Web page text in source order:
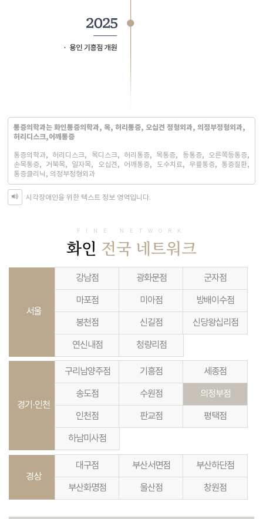
통증의학과는 화인통증의학과, 목, 허리통증, 오십견 정형외과, 의정부정형외과,
허리디스크,어깨통증
통증의학과, 허리디스크, 목디스크, 허리통증, 목통증, 등통증, 오른쪽등통증,
손목통증, 거북목, 일자목, 오십견, 어깨통증, 도수치료, 무릎통증, 통증질환,
통증클리닉, 의정부정형외과
시각장애인을 위한 텍스트 정보 영역입니다.
FINE NETWORK
화인 전국 네트워크
서울
강남점 광화문점 군자점
마포점 미아점 방배이수점
봉천점 신길점 신당왕십리점
연신내점 청량리점
경기·인천
구리남양주점 기흥점 세종점
송도점 수원점 의정부점
인천점 판교점 평택점
하남미사점
경상
대구점 부산서면점 부산하단점
부산화명점 울산점 창원점